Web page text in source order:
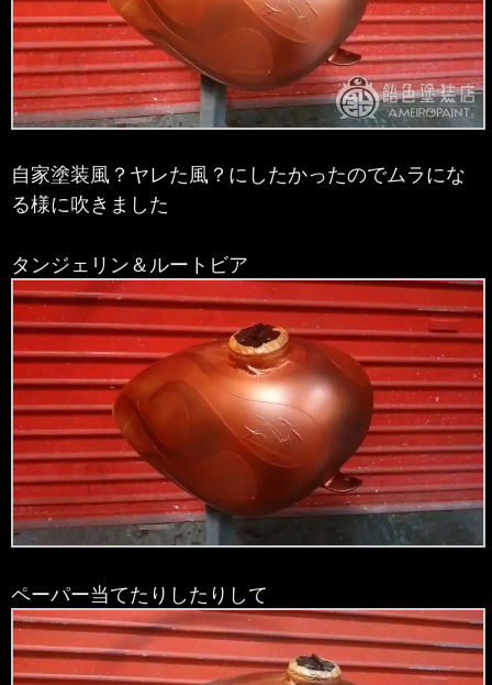
自家塗装風？ヤレた風？にしたかったのでムラにな
る様に吹きました
タンジェリン＆ルートビア
ペーパー当てたりしたりして